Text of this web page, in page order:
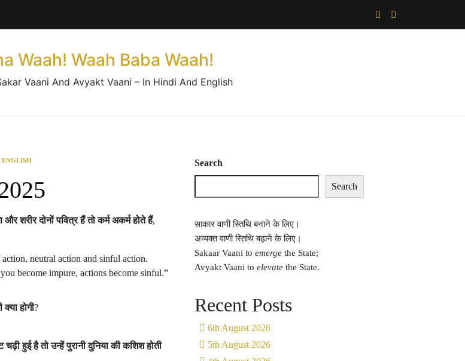
Waah! Waah Baba Waah!
Vaani And Avyakt Vaani – In Hindi And English
और शरीर दोनों पवित्र हैं तो कर्म अकर्म होते हैं,
neutral action and sinful action.
become impure, actions become sinful.”
क्या होगी?
चढ़ी हुई है तो उन्हें पुरानी दुनिया की कशिश होती
Search
Search
साकार वाणी स्तिथि बनाने के लिए।
अव्यक्त वाणी स्तिथि बढ़ाने के लिए।
Sakaar Vaani to emerge the State;
Avyakt Vaani to elevate the State.
Recent Posts
6th August 2026
5th August 2026
×